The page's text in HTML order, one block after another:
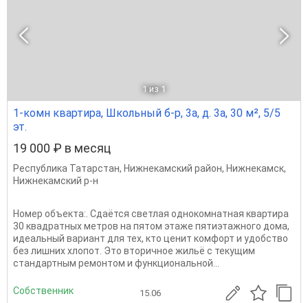
1 из 1
1-комн квартира, Школьный б-р, 3а, д. 3а, 30 м², 5/5
эт.
19 000 ₽ в месяц
Республика Татарстан, Нижнекамский район, Нижнекамск,
Нижнекамский р-н
Номер объекта:. Сдаётся светлая однокомнатная квартира
30 квадратных метров на пятом этаже пятиэтажного дома,
идеальный вариант для тех, кто ценит комфорт и удобство
без лишних хлопот. Это вторичное жильё с текущим
стандартным ремонтом и функциональной...
Собственник 15.06